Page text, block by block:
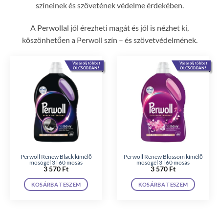
színeinek és szövetének védelme érdekében.
A Perwollal jól érezheti magát és jól is nézhet ki,
köszönhetően a Perwoll szín – és szövetvédelmének.
Vásárolj többet
OLCSÓBBAN!
Perwoll Renew Black kímélő
mosógél 3 l 60 mosás
3 570 Ft
KOSÁRBA TESZEM
Vásárolj többet
OLCSÓBBAN!
Perwoll Renew Blossom kímélő
mosógél 3 l 60 mosás
3 570 Ft
KOSÁRBA TESZEM